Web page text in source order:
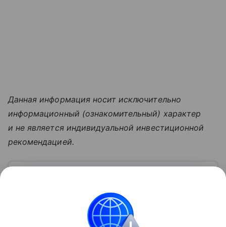
Данная информация носит исключительно
информационный (ознакомительный) характер
и не является индивидуальной инвестиционной
рекомендацией.
В глобальном мире перемещение товаров и услуг
из одной страны в другую для продажи — это